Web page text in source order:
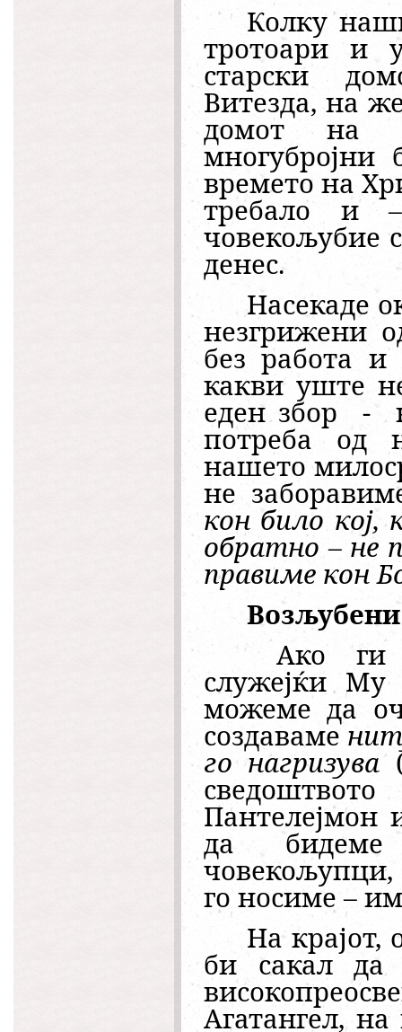
Колку
тротоари и
старски
Витезда, на
домот на
времето на
требало
човекољубие
денес.
Насекаде
незгрижени
без работа и
какви уште
еден збор -
потреба од
нашето
не
кон било кој,
обратно – не
правиме кон
Ако ги
служејќи
можеме да
создаваме
го нагризува
Пантелејмон
да
човекољупци,
го носиме –
На крајот,
би сакал да
Агатангел,